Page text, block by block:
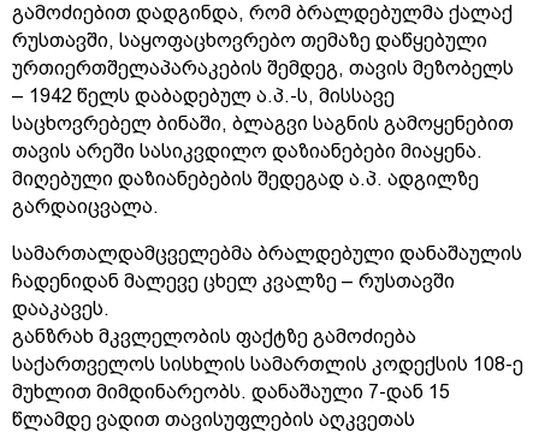
გამოძიებით დადგინდა, რომ ბრალდებულმა ქალაქ
რუსთავში, საყოფაცხოვრებო თემაზე დაწყებული
ურთიერთშელაპარაკების შემდეგ, თავის მეზობელს
– 1942 წელს დაბადებულ ა.პ.-ს, მისსავე
საცხოვრებელ ბინაში, ბლაგვი საგნის გამოყენებით
თავის არეში სასიკვდილო დაზიანებები მიაყენა.
მიღებული დაზიანებების შედეგად ა.პ. ადგილზე
გარდაიცვალა.
სამართალდამცველებმა ბრალდებული დანაშაულის
ჩადენიდან მალევე ცხელ კვალზე – რუსთავში
დააკავეს.
განზრახ მკვლელობის ფაქტზე გამოძიება
საქართველოს სისხლის სამართლის კოდექსის 108-ე
მუხლით მიმდინარეობს. დანაშაული 7-დან 15
წლამდე ვადით თავისუფლების აღკვეთას